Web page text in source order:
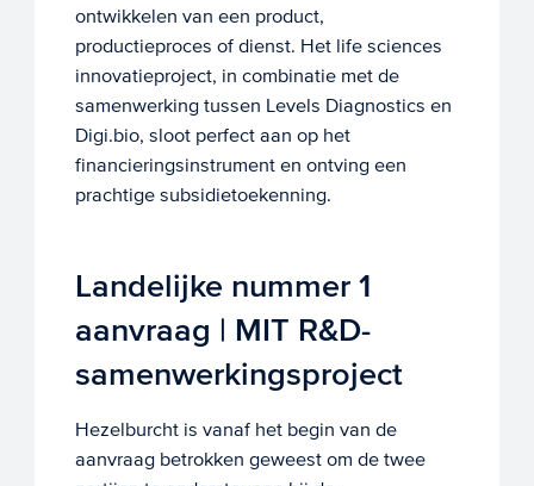
ontwikkelen van een product,
productieproces of dienst. Het life sciences
innovatieproject, in combinatie met de
samenwerking tussen Levels Diagnostics en
Digi.bio, sloot perfect aan op het
financieringsinstrument en ontving een
prachtige subsidietoekenning.
Landelijke nummer 1
aanvraag | MIT R&D-
samenwerkingsproject
Hezelburcht is vanaf het begin van de
aanvraag betrokken geweest om de twee